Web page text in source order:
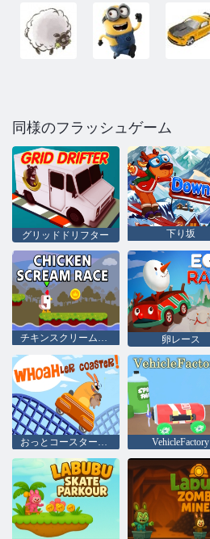
同様のフラッシュゲーム
グリッドドリフター 下り坂
チキンスクリームレース 卵レース
おっとコースターをさせてください！ VehicleFactory